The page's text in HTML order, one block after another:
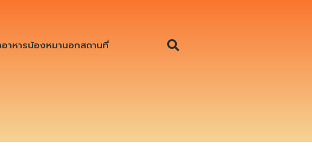
าหารน้องหมานอกสถานที่